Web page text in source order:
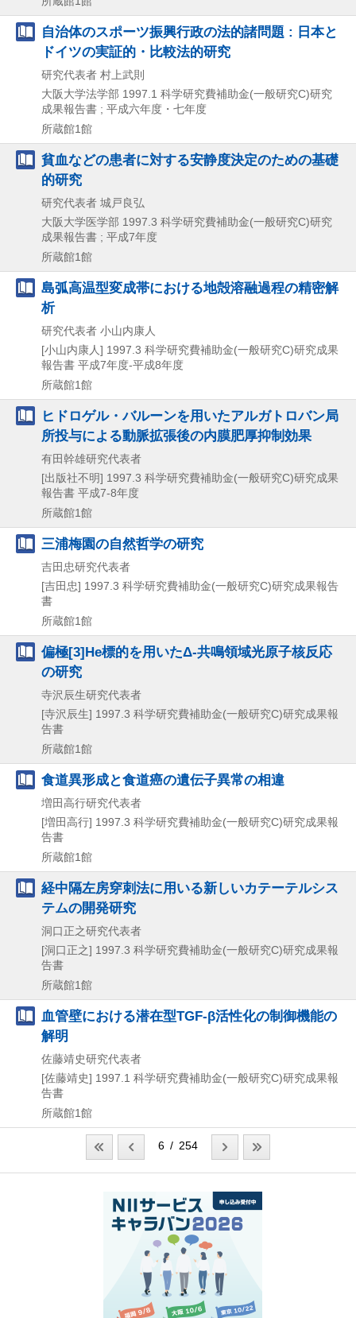
自治体のスポーツ振興行政の法的諸問題 : 日本と
ドイツの実証的・比較法的研究
研究代表者 村上武則
大阪大学法学部 1997.1 科学研究費補助金(一般研究C)研究
成果報告書 ; 平成六年度・七年度
所蔵館1館
貧血などの患者に対する安静度決定のための基礎
的研究
研究代表者 城戸良弘
大阪大学医学部 1997.3 科学研究費補助金(一般研究C)研究
成果報告書 ; 平成7年度
所蔵館1館
島弧高温型変成帯における地殻溶融過程の精密解
析
研究代表者 小山内康人
[小山内康人] 1997.3 科学研究費補助金(一般研究C)研究成果
報告書 平成7年度-平成8年度
所蔵館1館
ヒドロゲル・バルーンを用いたアルガトロバン局
所投与による動脈拡張後の内膜肥厚抑制効果
有田幹雄研究代表者
[出版社不明] 1997.3 科学研究費補助金(一般研究C)研究成果
報告書 平成7-8年度
所蔵館1館
三浦梅園の自然哲学の研究
吉田忠研究代表者
[吉田忠] 1997.3 科学研究費補助金(一般研究C)研究成果報告
書
所蔵館1館
偏極[3]He標的を用いたΔ-共鳴領域光原子核反応
の研究
寺沢辰生研究代表者
[寺沢辰生] 1997.3 科学研究費補助金(一般研究C)研究成果報
告書
所蔵館1館
食道異形成と食道癌の遺伝子異常の相違
増田高行研究代表者
[増田高行] 1997.3 科学研究費補助金(一般研究C)研究成果報
告書
所蔵館1館
経中隔左房穿刺法に用いる新しいカテーテルシス
テムの開発研究
洞口正之研究代表者
[洞口正之] 1997.3 科学研究費補助金(一般研究C)研究成果報
告書
所蔵館1館
血管壁における潜在型TGF-β活性化の制御機能の
解明
佐藤靖史研究代表者
[佐藤靖史] 1997.1 科学研究費補助金(一般研究C)研究成果報
告書
所蔵館1館
6 / 254